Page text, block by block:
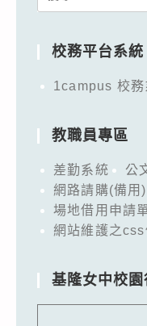
校務平台系統
1campus 校務
教職員專區
差勤系統 公
網路請購(備用)
場地借用申請
網站維護之css
基隆女中校園